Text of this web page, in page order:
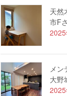
天然
市F
メ
大野